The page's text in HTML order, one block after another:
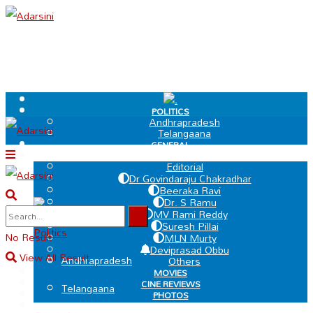
.
POLITICS
Andhrapradesh
Telangaana
GENERAL
Editorial
Dr Govindaraju Chakradhar
Beeraka Ravi
Dr. S Ramu
MV Rami Reddy
Suresh Pillai
MLN Murty
Deviprasad Obbu
Others
MOVIES
CINE REVIEWS
PHOTOS
VIDEOS
.
Politics
Andhrapradesh
Telangaana
No Result
View All Result